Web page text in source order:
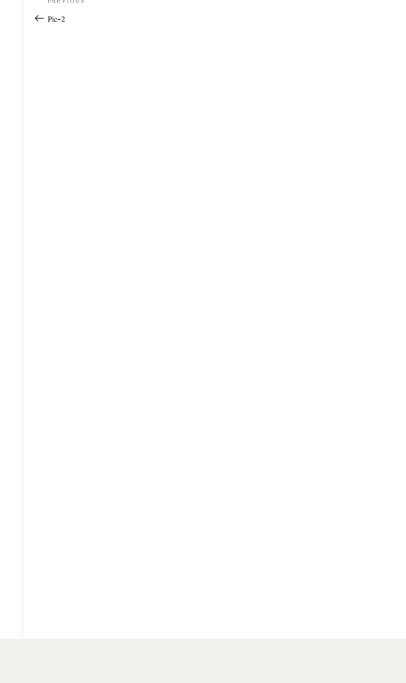
Post
Pic-2